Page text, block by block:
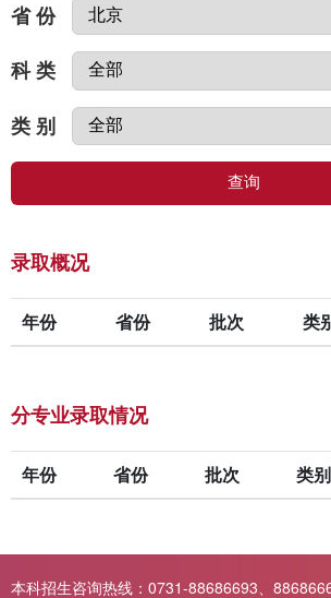
省 份
科 类
类 别
查询
录取概况
年份 省份 批次 类
分专业录取情况
年份 省份 批次 类别
本科招生咨询热线：0731-88686693、